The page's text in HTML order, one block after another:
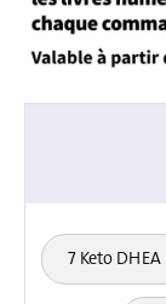
7 Keto DHEA